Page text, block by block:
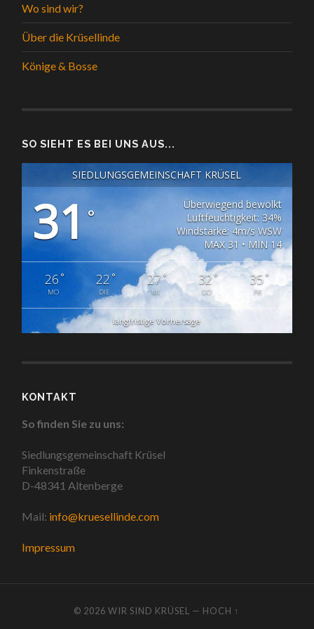
Wo sind wir?
Über die Krüsellinde
Könige & Bosse
SO SIEHT ES BEI UNS AUS...
SIEDLUNGSGEMEINSCHAFT KRÜSEL
31°
Überwiegend bewölkt
Luftfeuchtigkeit: 34%
Windstärke: 4m/s WSW
MAX 31 • MIN 14
26°
MO
22 °
DIE
27°
MI
32°
DO
35°
FR
langfristige Vorhersage
KONTAKT
So finden Sie zu uns:
Siedlungsgemeinschaft Krüsel
Finkenstraße
D-48341 Altenberge
Mail: info@kruesellinde.com
Impressum
© 2026WIR SIND KRÜSEL — HOCH ↑